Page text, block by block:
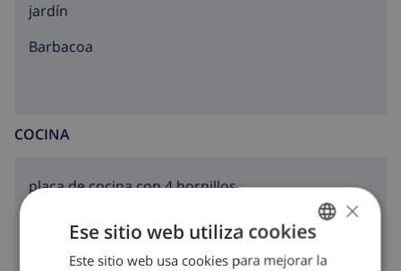
jardín
barbacoa
COCINA
placa de cocina con 4 hornillos
microondas
SPANISH
×
Ese sitio web utiliza cookies
Este sitio web usa cookies para mejorar la